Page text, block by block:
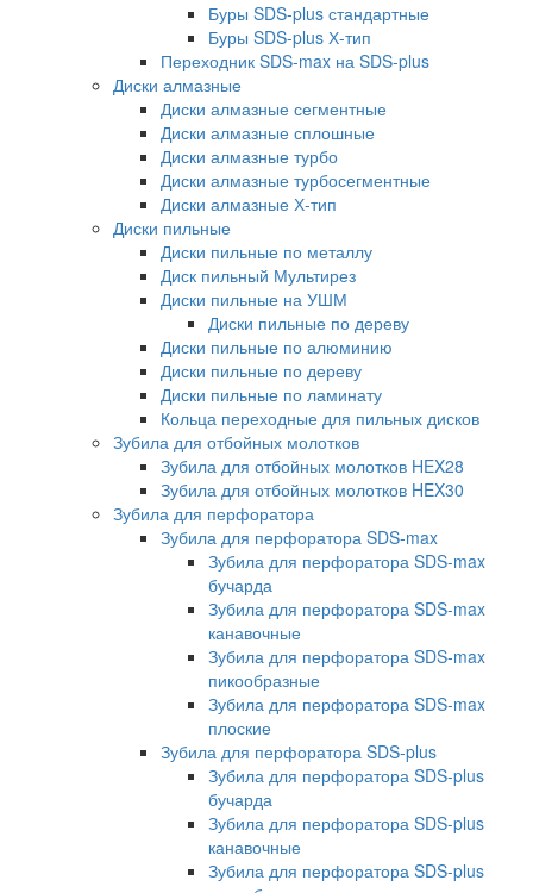
Буры SDS-plus стандартные
Буры SDS-plus Х-тип
Переходник SDS-max на SDS-plus
Диски алмазные
Диски алмазные сегментные
Диски алмазные сплошные
Диски алмазные турбо
Диски алмазные турбосегментные
Диски алмазные Х-тип
Диски пильные
Диски пильные по металлу
Диск пильный Мультирез
Диски пильные на УШМ
Диски пильные по дереву
Диски пильные по алюминию
Диски пильные по дереву
Диски пильные по ламинату
Кольца переходные для пильных дисков
Зубила для отбойных молотков
Зубила для отбойных молотков HEX28
Зубила для отбойных молотков HEX30
Зубила для перфоратора
Зубила для перфоратора SDS-max
Зубила для перфоратора SDS-max
бучарда
Зубила для перфоратора SDS-max
канавочные
Зубила для перфоратора SDS-max
пикообразные
Зубила для перфоратора SDS-max
плоские
Зубила для перфоратора SDS-plus
Зубила для перфоратора SDS-plus
бучарда
Зубила для перфоратора SDS-plus
канавочные
Зубила для перфоратора SDS-plus